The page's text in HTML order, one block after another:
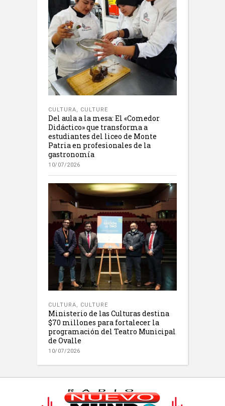
CULTURA, CULTURE
Del aula a la mesa: El «Comedor
Didáctico» que transforma a
estudiantes del liceo de Monte
Patria en profesionales de la
gastronomía
10/07/2026
CULTURA, CULTURE
Ministerio de las Culturas destina
$70 millones para fortalecer la
programación del Teatro Municipal
de Ovalle
10/07/2026